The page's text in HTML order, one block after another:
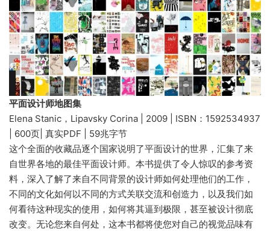
平面设计师地图集
Elena Stanic，Lipavsky Corina | 2009 | ISBN：1592534937
| 600页| 真实PDF | 59兆字节
这个全面的收藏品逐个国家说明了平面设计的世界，汇集了来
自世界各地的最佳平面设计师。本书提供了令人惊叹的参考资
料，深入了解了来自不同背景的设计师如何处理他们的工作，
不同的文化如何以不同的方式关联交流和创造力，以及我们如
何看待这种现实的使用，如何将其逼到极限，甚至被设计彻底
改变。无论您来自何处，这本书都将使您对自己的视觉品味有